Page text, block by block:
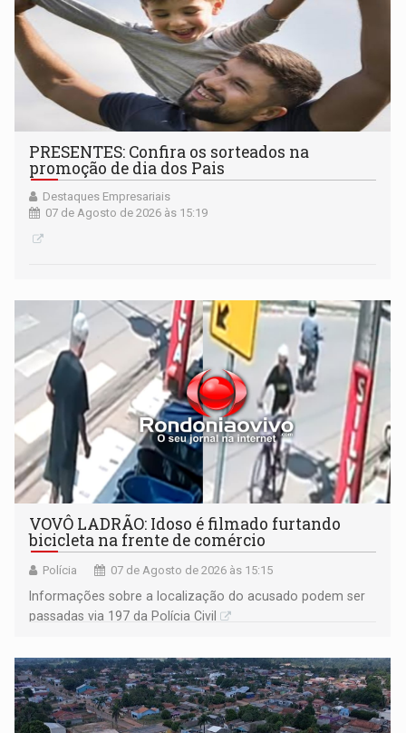
PRESENTES: Confira os sorteados na
promoção de dia dos Pais
Destaques Empresariais
07 de Agosto de 2026 às 15:19
VOVÔ LADRÃO: Idoso é filmado furtando
bicicleta na frente de comércio
Polícia 07 de Agosto de 2026 às 15:15
Informações sobre a localização do acusado podem ser
passadas via 197 da Polícia Civil